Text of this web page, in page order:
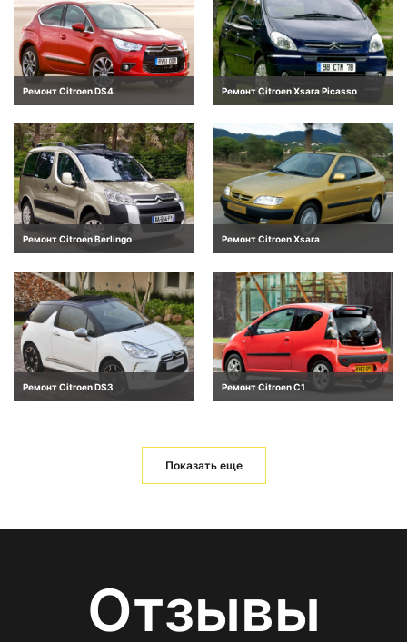
Ремонт Citroen DS4 Ремонт Citroen Xsara Picasso
Ремонт Citroen Berlingo Ремонт Citroen Xsara
Ремонт Citroen DS3 Ремонт Citroen C1
Показать еще
Отзывы